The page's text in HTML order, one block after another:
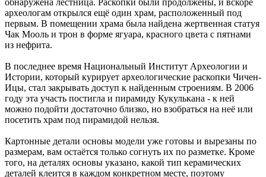
археологам открылся ещё один храм, расположенный под
первым. В помещении храма была найдена жертвенная статуя
Чак Мооль и трон в форме ягуара, красного цвета с пятнами
из нефрита.
В последнее время Национальный Институт Археологии и
Истории, который курирует археологические раскопки Чичен-
Ицы, стал закрывать доступ к найденным строениям. В 2006
году эта участь постигла и пирамиду Кукулькана - к ней
можно подойти достаточно близко, но взобраться на неё или
посетить храм под пирамидой нельзя.
Картонные детали основы модели уже готовы и вырезаны по
размерам, вам остаётся только согнуть их по разметке. Кроме
того, на деталях основы указано, какой тип керамических
деталей клеится в каждом конкретном месте, поэтому